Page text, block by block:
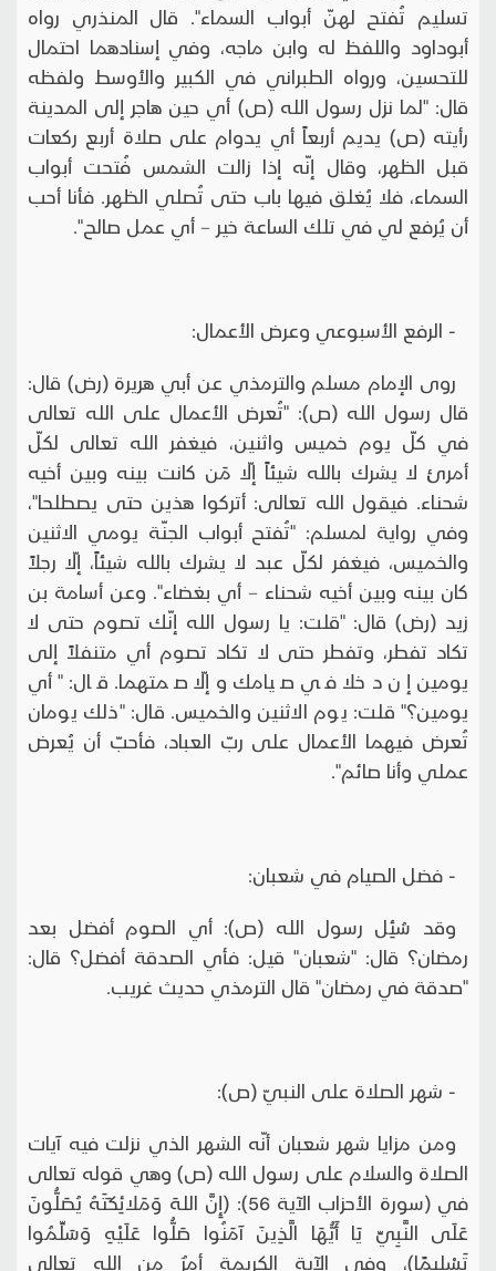
تسليم تُفتح لهنّ أبواب السماء". قال المنذري رواه
أبوداود واللفظ له وابن ماجه، وفي إسنادهما احتمال
للتحسين، ورواه الطبراني في الكبير والأوسط ولفظه
قال: "لما نزل رسول الله (ص) أي حين هاجر إلى المدينة
رأيته (ص) يديم أربعاً أي يدوام على صلاة أربع ركعات
قبل الظهر، وقال إنّه إذا زالت الشمس فُتحت أبواب
السماء، فلا يُغلق فيها باب حتى تُصلي الظهر. فأنا أحب
أن يُرفع لي في تلك الساعة خير – أي عمل صالح".
- الرفع الأسبوعي وعرض الأعمال:
روى الإمام مسلم والترمذي عن أبي هريرة (رض) قال:
قال رسول الله (ص): "تُعرض الأعمال على الله تعالى
في كلّ يوم خميس واثنين، فيغفر الله تعالى لكلّ
أمرئ لا يشرك بالله شيئاً إلّا مَن كانت بينه وبين أخيه
شحناء. فيقول الله تعالى: أتركوا هذين حتى يصطلحا"،
وفي رواية لمسلم: "تُفتح أبواب الجنّة يومي الاثنين
والخميس، فيغفر لكلّ عبد لا يشرك بالله شيئاً، إلّا رجلاً
كان بينه وبين أخيه شحناء – أي بغضاء". وعن أسامة بن
زيد (رض) قال: "قلت: يا رسول الله إنّك تصوم حتى لا
تكاد تفطر، وتفطر حتى لا تكاد تصوم أي متنفلاً إلى
يومين إن دخلا في صيامك وإلّا صمتهما. قال: "أي
يومين؟" قلت: يوم الاثنين والخميس. قال: "ذلك يومان
تُعرض فيهما الأعمال على ربّ العباد، فأحبّ أن يُعرض
عملي وأنا صائم".
- فضل الصيام في شعبان:
وقد سُئِل رسول الله (ص): أي الصوم أفضل بعد
رمضان؟ قال: "شعبان" قيل: فأي الصدقة أفضل؟ قال:
"صدقة في رمضان" قال الترمذي حديث غريب.
- شهر الصلاة على النبيّ (ص):
ومن مزايا شهر شعبان أنّه الشهر الذي نزلت فيه آيات
الصلاة والسلام على رسول الله (ص) وهي قوله تعالى
في (سورة الأحزاب الآية 56): (إِنَّ اللهَ وَمَلائِكَتَهُ يُصَلُّونَ
عَلَى النَّبِيِّ يَا أَيُّهَا الَّذِينَ آمَنُوا صَلُّوا عَلَيْهِ وَسَلِّمُوا
تَسْلِيمًا)، وفي الآية الكريمة أمرٌ من الله تعالى